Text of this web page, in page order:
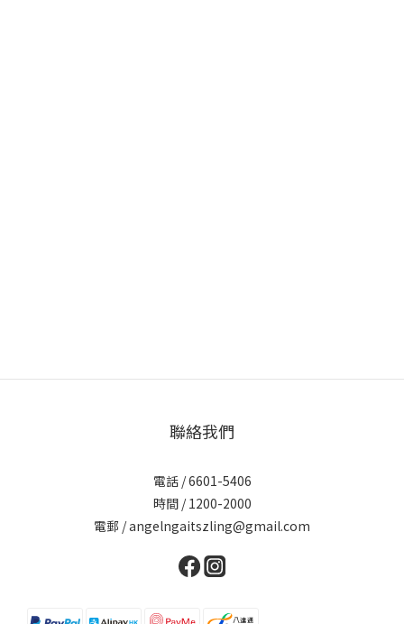
聯絡我們
電話 / 6601-5406
時間 / 1200-2000
電郵 / angelngaitszling@gmail.com